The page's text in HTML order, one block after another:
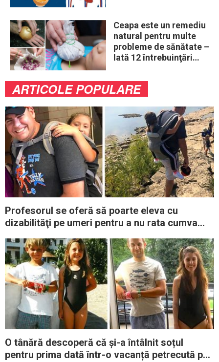
Ceapa este un remediu
natural pentru multe
probleme de sănătate –
Iată 12 întrebuinţări
ARTICOLE POPULARE
Profesorul se oferă să poarte eleva cu
dizabilităţi pe umeri pentru a nu rata cumva
O tânără descoperă că și-a întâlnit soțul
pentru prima dată într-o vacanță petrecută pe